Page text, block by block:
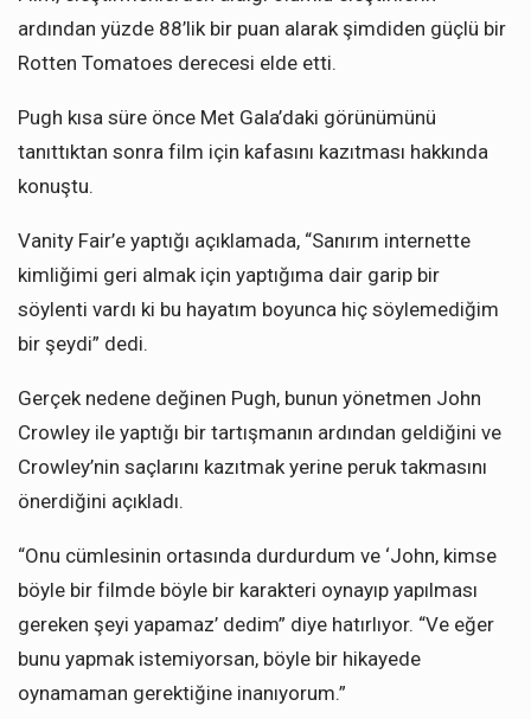
ardından yüzde 88’lik bir puan alarak şimdiden güçlü bir
Rotten Tomatoes derecesi elde etti.
Pugh kısa süre önce Met Gala’daki görünümünü
tanıttıktan sonra film için kafasını kazıtması hakkında
konuştu.
Vanity Fair’e yaptığı açıklamada, “Sanırım internette
kimliğimi geri almak için yaptığıma dair garip bir
söylenti vardı ki bu hayatım boyunca hiç söylemediğim
bir şeydi” dedi.
Gerçek nedene değinen Pugh, bunun yönetmen John
Crowley ile yaptığı bir tartışmanın ardından geldiğini ve
Crowley’nin saçlarını kazıtmak yerine peruk takmasını
önerdiğini açıkladı.
“Onu cümlesinin ortasında durdurdum ve ‘John, kimse
böyle bir filmde böyle bir karakteri oynayıp yapılması
gereken şeyi yapamaz’ dedim” diye hatırlıyor. “Ve eğer
bunu yapmak istemiyorsan, böyle bir hikayede
oynamaman gerektiğine inanıyorum.”